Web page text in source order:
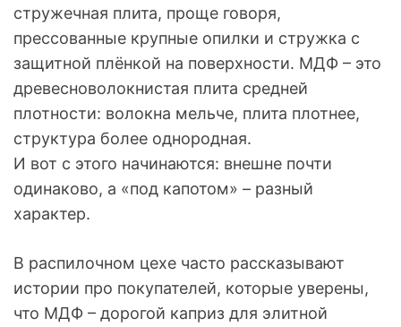
стружечная плита, проще говоря,
прессованные крупные опилки и стружка с
защитной плёнкой на поверхности. МДФ – это
древесноволокнистая плита средней
плотности: волокна мельче, плита плотнее,
структура более однородная.
И вот с этого начинаются: внешне почти
одинаково, а «под капотом» – разный
характер.
В распилочном цехе часто рассказывают
истории про покупателей, которые уверены,
что МДФ – дорогой каприз для элитной